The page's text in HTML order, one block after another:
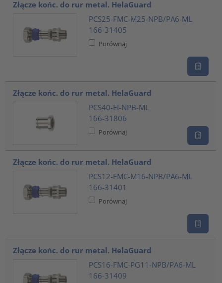
Złącze końc. do rur metal. HelaGuard
PCS25-FMC-M25-NPB/PA6-ML
166-31405
Porównaj
Złącze końc. do rur metal. HelaGuard
PCS40-EI-NPB-ML
166-31806
Porównaj
Złącze końc. do rur metal. HelaGuard
PCS12-FMC-M16-NPB/PA6-ML
166-31401
Porównaj
Złącze końc. do rur metal. HelaGuard
PCS16-FMC-PG11-NPB/PA6-ML
166-31409